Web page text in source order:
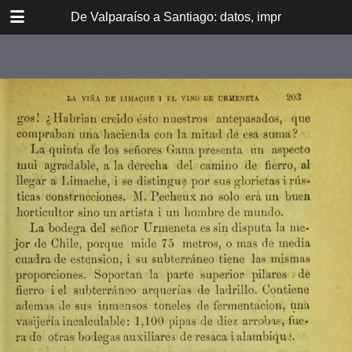
De Valparaíso a Santiago: datos, impresiones,
DOWNLOAD
Itinerario del ferrocarril de
Valparaíso a Santiago
espresamente grabado en Paris en
madera para esta obra
Dedicatoria
A los viajeros
En la Estación de Valparaíso
El banquete de inauguración i el
motín de Oyarce
Viña del Mar
Bosquejo histórico
El Salto